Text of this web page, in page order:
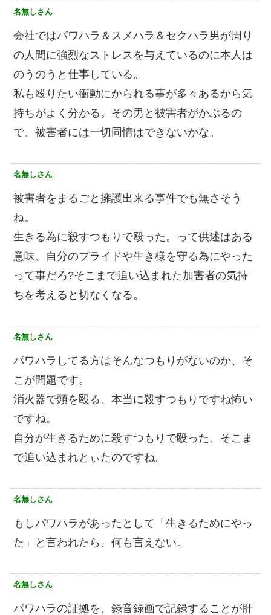
名無しさん
会社ではパワハラ＆スメハラ＆セクハラ男が周り
の人間に強烈なストレスを与えているのに本人は
のうのうと仕事している。
私も殴りたい衝動にかられる事が多々あるから気
持ちがよく分かる。その男と被害者がかぶるの
で、被害者には一切同情はできないかな。
名無しさん
被害者をまるごと擁護出来る事件でも無さそう
ね。
生きる為に殺すつもりで殴った。って供述はある
意味、自分のプライドや生き様を守る為にやった
って事だろ?そこまで追い込まれた加害者の気持
ちを考えると切なくなる。
名無しさん
パワハラしてる方はそんなつもりがないのか、そ
こが問題です。
消火器で頭を殴る、本当に殺すつもりですね怖い
ですね。
自分が生きるために殺すつもりで殴った、そこま
で追い込まれとぃたのですね。
名無しさん
もしパワハラがあったとして「生きるためにやっ
た」と言われたら、何も言えない。
名無しさん
パワハラの証拠を、録音録画で記録することが肝